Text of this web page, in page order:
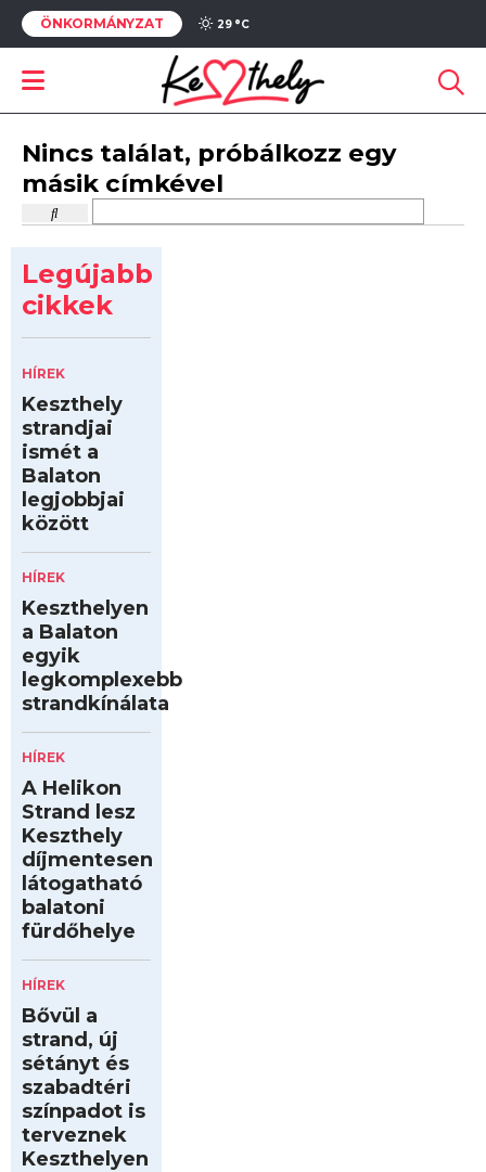
ÖNKORMÁNYZAT 29 °C
Nincs találat, próbálkozz egy
másik címkével
Legújabb
cikkek
HÍREK
Keszthely
strandjai
ismét a
Balaton
legjobbjai
között
HÍREK
Keszthelyen
a Balaton
egyik
legkomplexebb
strandkínálata
HÍREK
A Helikon
Strand lesz
Keszthely
díjmentesen
látogatható
balatoni
fürdőhelye
HÍREK
Bővül a
strand, új
sétányt és
szabadtéri
színpadot is
terveznek
Keszthelyen